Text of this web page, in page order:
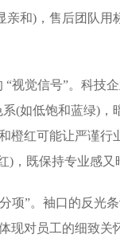
亲和)，售后团队
视觉信号”。科技
(如低饱和蓝绿)
橙红可能让严谨
)，既保持专业感
项”。袖口的反光
现对员工的细致